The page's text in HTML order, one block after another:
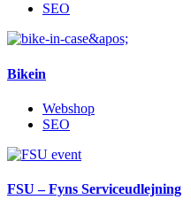
SEO
Bikein
Webshop
SEO
FSU – Fyns Serviceudlejning